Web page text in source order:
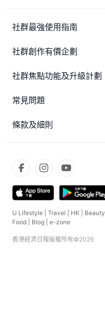
社群最強使用指南
社群創作有價企劃
社群焦點功能及升級計劃
常見問題
條款及細則
U Lifestyle Travel HK Beauty
Food
Blog e-zone
香港經濟日報版權所有©2026